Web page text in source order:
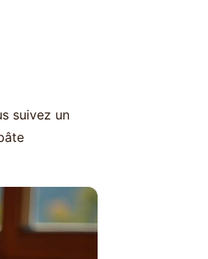
suivez un